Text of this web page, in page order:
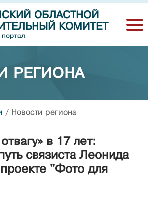
ОБЛАСТНОЙ
КОМИТЕТ
РЕГИОНА
/ Новости региона
в 17 лет:
связиста Леонида
"Фото для